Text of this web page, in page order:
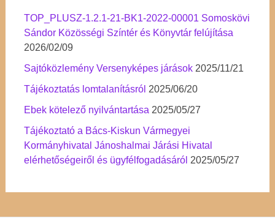
TOP_PLUSZ-1.2.1-21-BK1-2022-00001 Somoskövi
Sándor Közösségi Színtér és Könyvtár felújítása
2026/02/09
Sajtóközlemény Versenyképes járások 2025/11/21
Tájékoztatás lomtalanításról 2025/06/20
Ebek kötelező nyilvántartása 2025/05/27
Tájékoztató a Bács-Kiskun Vármegyei
Kormányhivatal Jánoshalmai Járási Hivatal
elérhetőségeiről és ügyfélfogadásáról 2025/05/27